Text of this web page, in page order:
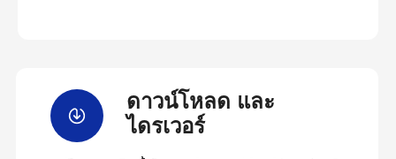
ดาวน์โหลด และ
ไดรเวอร์